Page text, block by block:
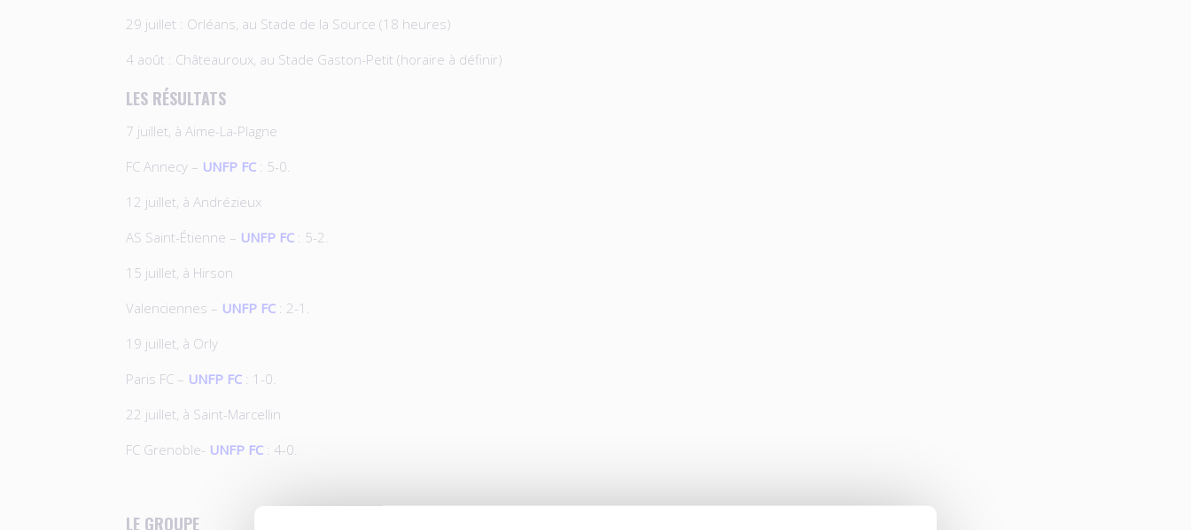
29 juillet : Orléans, au Stade de la Source (18 heures)
4 août : Châteauroux, au Stade Gaston-Petit (horaire à définir)
LES RÉSULTATS
7 juillet, à Aime-La-Plagne
FC Annecy – UNFP FC : 5-0.
12 juillet, à Andrézieux
AS Saint-Étienne – UNFP FC : 5-2.
15 juillet, à Hirson
Valenciennes – UNFP FC : 2-1.
19 juillet, à Orly
Paris FC – UNFP FC : 1-0.
22 juillet, à Saint-Marcellin
FC Grenoble- UNFP FC : 4-0.
LE GROUPE